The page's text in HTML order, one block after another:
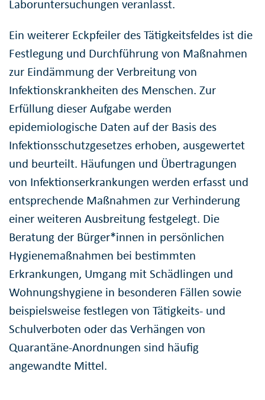
Laboruntersuchungen veranlasst.
Ein weiterer Eckpfeiler des Tätigkeitsfeldes ist die
Festlegung und Durchführung von Maßnahmen
zur Eindämmung der Verbreitung von
Infektionskrankheiten des Menschen. Zur
Erfüllung dieser Aufgabe werden
epidemiologische Daten auf der Basis des
Infektionsschutzgesetzes erhoben, ausgewertet
und beurteilt. Häufungen und Übertragungen
von Infektionserkrankungen werden erfasst und
entsprechende Maßnahmen zur Verhinderung
einer weiteren Ausbreitung festgelegt. Die
Beratung der Bürger*innen in persönlichen
Hygienemaßnahmen bei bestimmten
Erkrankungen, Umgang mit Schädlingen und
Wohnungshygiene in besonderen Fällen sowie
beispielsweise festlegen von Tätigkeits- und
Schulverboten oder das Verhängen von
Quarantäne-Anordnungen sind häufig
angewandte Mittel.